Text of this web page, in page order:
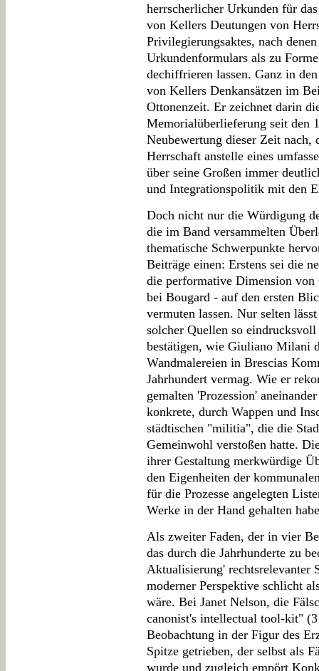
herrscherlicher Urkunden für
von Kellers Deutungen von
Privilegierungsaktes, nach
Urkundenformulars als zu
dechiffrieren lassen. Ganz in
von Kellers Denkansätzen im
Ottonenzeit. Er zeichnet darin
Memorialüberlieferung seit den
Neubewertung dieser Zeit
Herrschaft anstelle eines
über seine Großen immer
und Integrationspolitik mit den
Doch nicht nur die Würdigung
die im Band versammelten
thematische Schwerpunkte
Beiträge einen: Erstens sei die
die performative Dimension
bei Bougard - auf den ersten
vermuten lassen. Nur selten
solcher Quellen so eindrucksvoll
bestätigen, wie Giuliano Milani
Wandmalereien in Brescias
Jahrhundert vermag. Wie er
gemalten 'Prozession'
konkrete, durch Wappen und
städtischen "militia", die die
Gemeinwohl verstoßen hatte.
ihrer Gestaltung merkwürdige
den Eigenheiten der
für die Prozesse angelegten
Werke in der Hand gehalten
Als zweiter Faden, der in vier
das durch die Jahrhunderte zu
Aktualisierung' rechtsrelevanter
moderner Perspektive schlicht
wäre. Bei Janet Nelson, die
canonist's intellectual tool-kit"
Beobachtung in der Figur des
Spitze getrieben, der selbst als
wurde und zugleich empört